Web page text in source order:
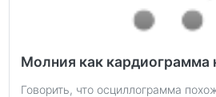
Молния как кардиограмма
Говорить, что осциллограмма